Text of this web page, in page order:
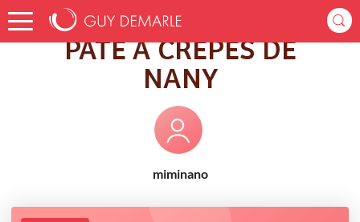
Accueil Recettes PATE À CREPES DE NANY
PATE À CREPES DE
NANY
miminano